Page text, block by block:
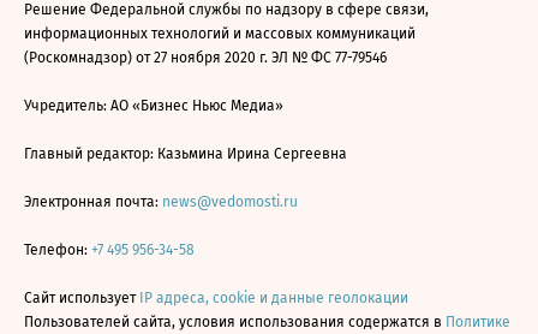
Решение Федеральной службы по надзору в сфере связи,
информационных технологий и массовых коммуникаций
(Роскомнадзор) от 27 ноября 2020 г. ЭЛ № ФС 77-79546
Учредитель: АО «Бизнес Ньюс Медиа»
Главный редактор: Казьмина Ирина Сергеевна
Электронная почта: news@vedomosti.ru
Телефон: +7 495 956-34-58
Сайт использует IP адреса, cookie и данные геолокации
Пользователей сайта, условия использования содержатся в Политике